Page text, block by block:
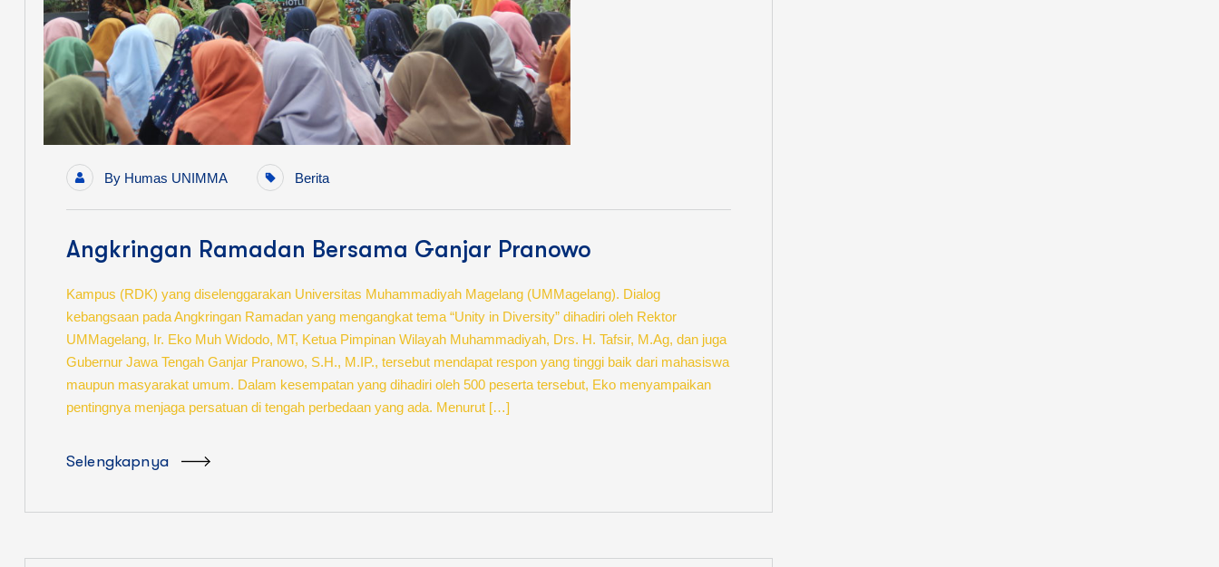
By Humas UNIMMA Berita
Angkringan Ramadan Bersama Ganjar Pranowo
Kampus (RDK) yang diselenggarakan Universitas Muhammadiyah Magelang (UMMagelang). Dialog
kebangsaan pada Angkringan Ramadan yang mengangkat tema “Unity in Diversity” dihadiri oleh Rektor
UMMagelang, Ir. Eko Muh Widodo, MT, Ketua Pimpinan Wilayah Muhammadiyah, Drs. H. Tafsir, M.Ag, dan juga
Gubernur Jawa Tengah Ganjar Pranowo, S.H., M.IP., tersebut mendapat respon yang tinggi baik dari mahasiswa
maupun masyarakat umum. Dalam kesempatan yang dihadiri oleh 500 peserta tersebut, Eko menyampaikan
pentingnya menjaga persatuan di tengah perbedaan yang ada. Menurut […]
Selengkapnya